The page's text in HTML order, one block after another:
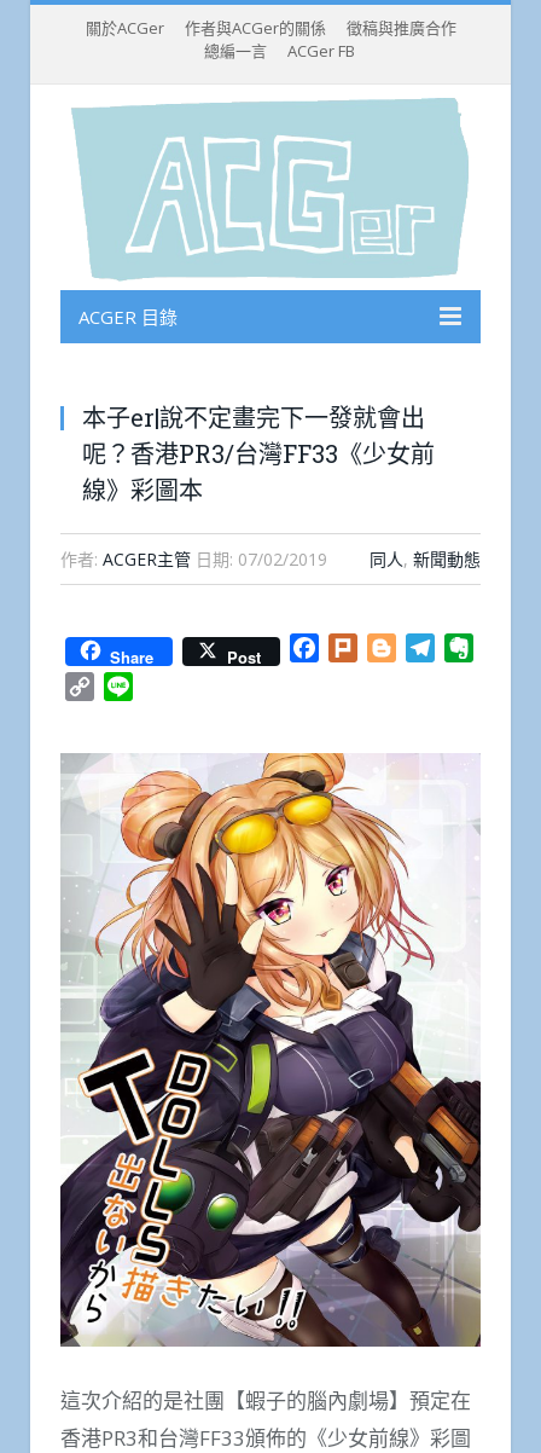
關於ACGer 作者與ACGer的關係
徵稿與推廣合作
總編一言
ACGer FB
ACGER 目錄
本子er|說不定畫完下一發就會出
呢？香港PR3/台灣FF33《少女前
線》彩圖本
作者: ACGER主管 日期: 07/02/2019 同人, 新聞動態
Share Post Facebook
Plurk BloggerTelegram
Copy
這次介紹的是社團【蝦子的腦內劇場】預定在
香港PR3和台灣FF33頒佈的《少女前線》彩圖